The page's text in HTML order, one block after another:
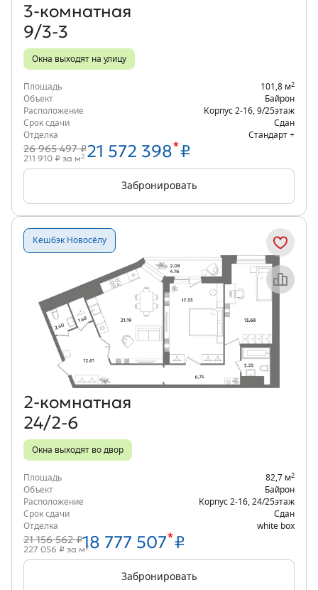
3‑комнатная
9/3-3
Окна выходят на улицу
Площадь 101,8 м2
Объект
Байрон
Расположение
Корпус 2-16 9/25этаж
Срок сдачи
Сдан
Отделка
Стандарт +
26 965 497 ₽21 572 398*₽
211 910 ₽ за м2
Забронировать
Кешбэк Новосёлу
Объект месяца
2‑комнатная
24/2-6
Окна выходят во двор
Площадь 82,7 м2
Объект
Байрон
Расположение
Корпус 2-16 24/25этаж
Срок сдачи
Сдан
Отделка
white box
21 156 562 ₽18 777 507*₽
227 056 ₽ за м2
Забронировать